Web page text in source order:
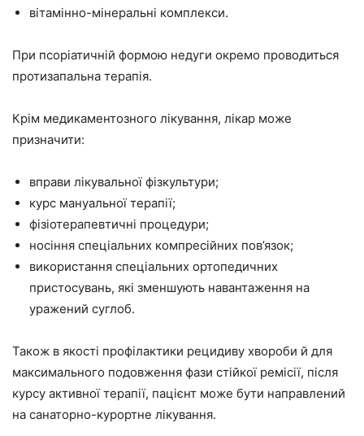
вітамінно-мінеральні комплекси.
При псоріатичній формою недуги окремо проводиться
протизапальна терапія.
Крім медикаментозного лікування, лікар може
призначити:
вправи лікувальної фізкультури;
курс мануальної терапії;
фізіотерапевтичні процедури;
носіння спеціальних компресійних пов’язок;
використання спеціальних ортопедичних
пристосувань, які зменшують навантаження на
уражений суглоб.
Також в якості профілактики рецидиву хвороби й для
максимального подовження фази стійкої ремісії, після
курсу активної терапії, пацієнт може бути направлений
на санаторно-курортне лікування.